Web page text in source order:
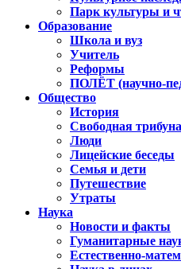
Парк культуры и
Образование
Школа и вуз
Учитель
Реформы
ПОЛЁТ (научно-
Общество
История
Свободная трибуна
Люди
Лицейские беседы
Семья и дети
Путешествие
Утраты
Наука
Новости и факты
Гуманитарные
Естественно-